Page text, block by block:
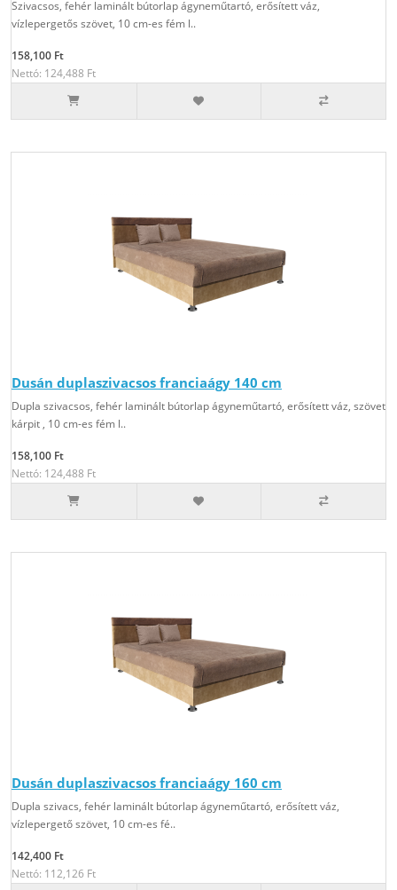
Szivacsos, fehér laminált bútorlap ágyneműtartó, erősített váz,
vízlepergetős szövet, 10 cm-es fém l..
158,100 Ft
Nettó: 124,488 Ft
Dusán duplaszivacsos franciaágy 140 cm
Dupla szivacsos, fehér laminált bútorlap ágyneműtartó, erősített váz, szövet
kárpit , 10 cm-es fém l..
158,100 Ft
Nettó: 124,488 Ft
Dusán duplaszivacsos franciaágy 160 cm
Dupla szivacs, fehér laminált bútorlap ágyneműtartó, erősített váz,
vízlepergető szövet, 10 cm-es fé..
142,400 Ft
Nettó: 112,126 Ft